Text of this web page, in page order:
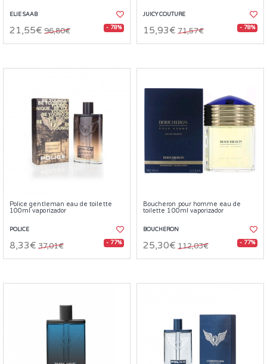
ELIE SAAB
21,55€ 96,80€ - 78%
JUICY COUTURE
15,93€ 71,57€ - 78%
Police gentleman eau de toilette
100ml vaporizador
POLICE
8,33€ 37,01€ - 77%
Boucheron pour homme eau de
toilette 100ml vaporizador
BOUCHERON
25,30€ 112,03€ - 77%